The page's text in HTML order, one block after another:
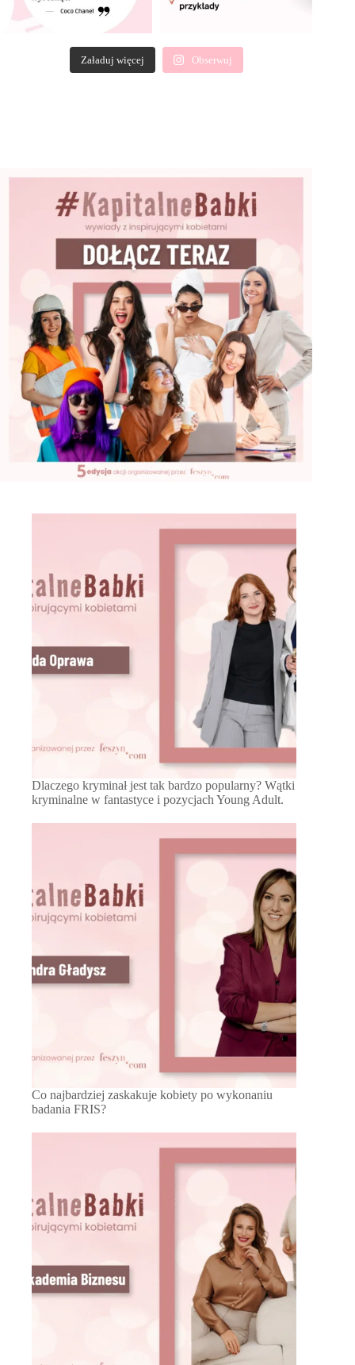
Załaduj więcej Obserwuj
Dlaczego kryminał jest tak bardzo popularny? Wątki
kryminalne w fantastyce i pozycjach Young Adult.
Co najbardziej zaskakuje kobiety po wykonaniu
badania FRIS?